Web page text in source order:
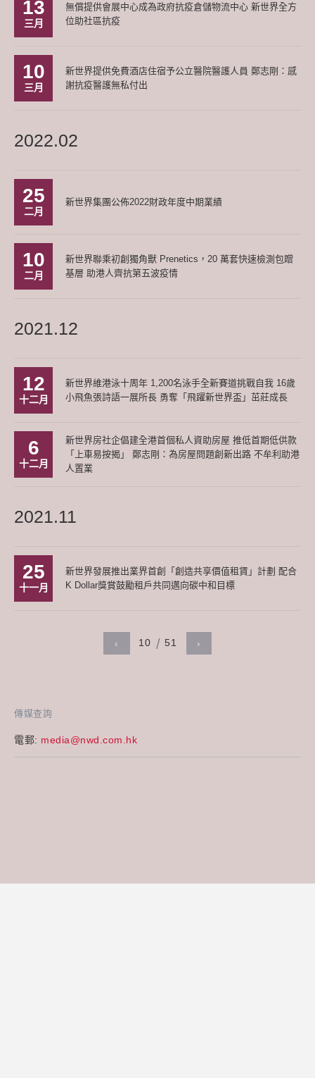
傳媒查詢
電郵: media@nwd.com.hk
13
三月
無償提供會展中心成為政府抗疫倉儲物流中心 新世界全方
位助社區抗疫
10
三月
新世界提供免費酒店住宿予公立醫院醫護人員 鄭志剛：感
謝抗疫醫護無私付出
2022.02
25
二月
新世界集團公佈2022財政年度中期業績
10
二月
新世界聯乘初創獨角獸 Prenetics，20 萬套快速檢測包贈
基層 助港人齊抗第五波疫情
2021.12
12
十二月
新世界維港泳十周年 1,200名泳手全新賽道挑戰自我 16歲
小飛魚張詩語一展所長 勇奪「飛躍新世界盃」茁莊成長
6
十二月
新世界房社企倡建全港首個私人資助房屋 推低首期低供款
「上車易按揭」 鄭志剛：為房屋問題創新出路 不牟利助港
人置業
2021.11
25
十一月
新世界發展推出業界首創「創造共享價值租賃」計劃 配合
K Dollar獎賞鼓勵租戶共同邁向碳中和目標
‹ 10 51 ›